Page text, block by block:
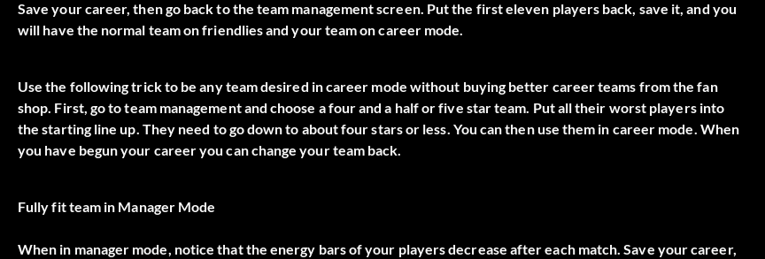
Save your career, then go back to the team management screen. Put the first eleven players back, save it, and you
will have the normal team on friendlies and your team on career mode.
Use the following trick to be any team desired in career mode without buying better career teams from the fan
shop. First, go to team management and choose a four and a half or five star team. Put all their worst players into
the starting line up. They need to go down to about four stars or less. You can then use them in career mode. When
you have begun your career you can change your team back.
Fully fit team in Manager Mode
When in manager mode, notice that the energy bars of your players decrease after each match. Save your career,